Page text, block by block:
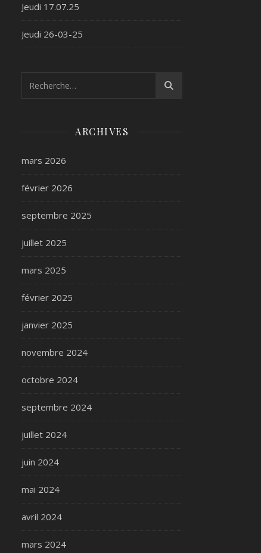
Jeudi 17.07.25
Jeudi 26-03-25
ARCHIVES
mars 2026
février 2026
septembre 2025
juillet 2025
mars 2025
février 2025
janvier 2025
novembre 2024
octobre 2024
septembre 2024
juillet 2024
juin 2024
mai 2024
avril 2024
mars 2024